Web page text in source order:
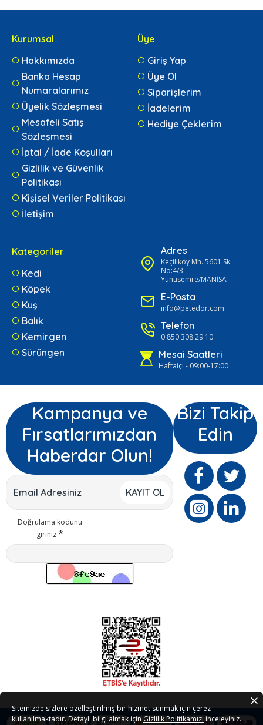
Kurumsal
Hakkımızda
Banka Hesap
Numaralarımız
Üyelik Sözleşmesi
Mesafeli Satış
Sözleşmesi
İptal / İade Koşulları
Gizlilik ve Güvenlik
Politikası
Kişisel Veriler Politikası
İletişim
Üye
Giriş Yap
Üye Ol
Siparişlerim
İadelerim
Hediye Çeklerim
Kategoriler
Kedi
Köpek
Kuş
Balık
Kemirgen
Sürüngen
Adres
Keçiliköy Mh. 5601 Sk.
No:4/3
Yunusemre/MANİSA
E-Posta
info@petedor.com
Telefon
0 850 308 29 10
Mesai Saatleri
Haftaiçi - 09:00-17:00
Kampanya ve
Fırsatlarımızdan
Haberdar Olun!
KAYIT OL
Doğrulama kodunu
giriniz
Bizi Takip
Edin
Sitemizde sizlere özelleştirilmiş bir hizmet sunmak için çerez
kullanılmaktadır. Detaylı bilgi almak için Gizlilik Politikamızı inceleyiniz.